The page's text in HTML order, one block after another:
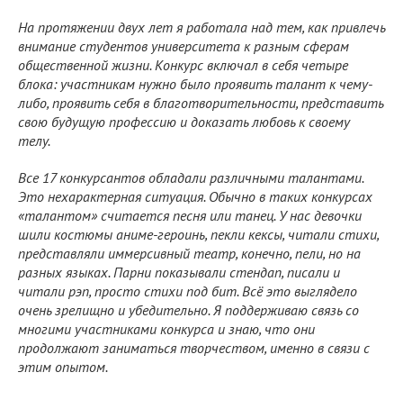
На протяжении двух лет я работала над тем, как привлечь
внимание студентов университета к разным сферам
общественной жизни. Конкурс включал в себя четыре
блока: участникам нужно было проявить талант к чему-
либо, проявить себя в благотворительности, представить
свою будущую профессию и доказать любовь к своему
телу.
Все 17 конкурсантов обладали различными талантами.
Это нехарактерная ситуация. Обычно в таких конкурсах
«талантом» считается песня или танец. У нас девочки
шили костюмы аниме-героинь, пекли кексы, читали стихи,
представляли иммерсивный театр, конечно, пели, но на
разных языках. Парни показывали стендап, писали и
читали рэп, просто стихи под бит. Всё это выглядело
очень зрелищно и убедительно. Я поддерживаю связь со
многими участниками конкурса и знаю, что они
продолжают заниматься творчеством, именно в связи с
этим опытом.